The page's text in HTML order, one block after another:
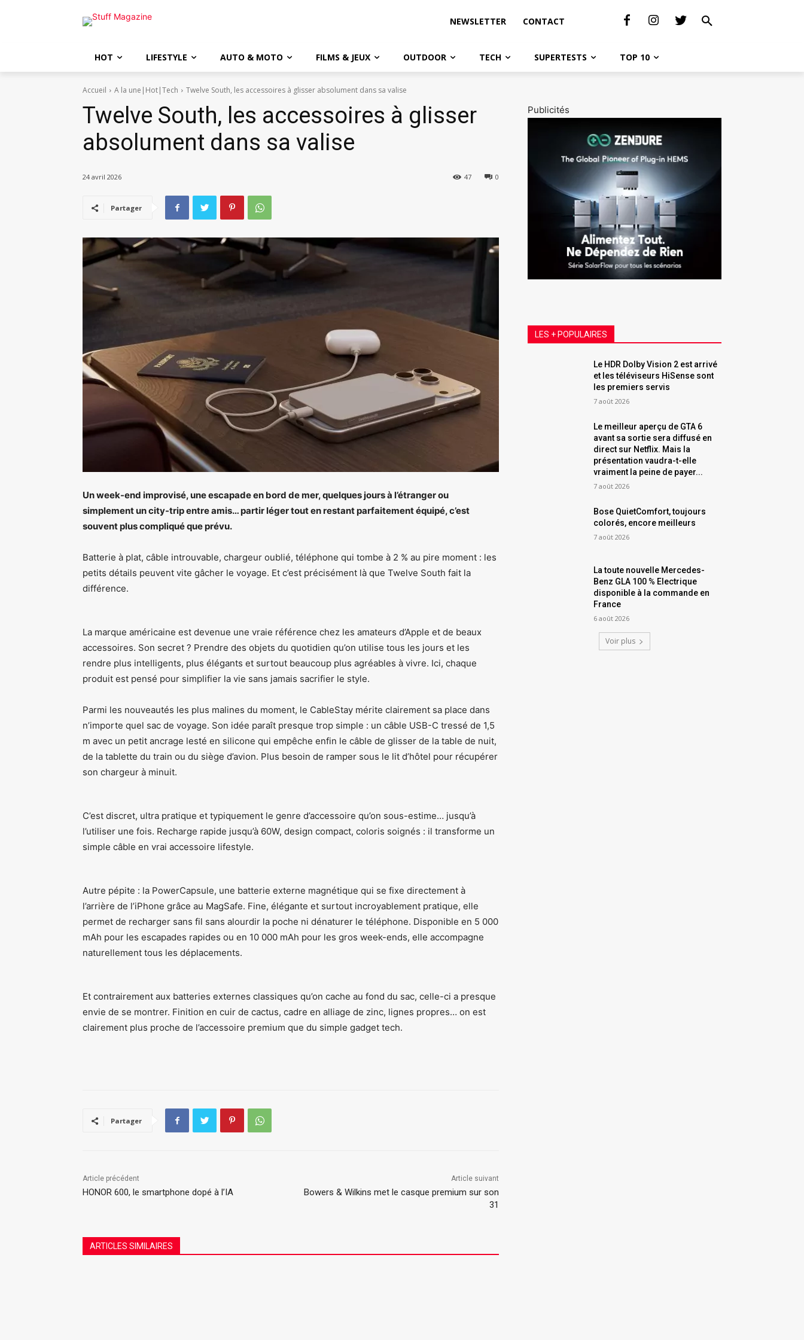
NEWSLETTER CONTACT
HOT LIFESTYLE AUTO & MOTO FILMS & JEUX OUTDOOR TECH SUPERTESTS TOP 10
Accueil A la une|Hot|Tech Twelve South, les accessoires à glisser absolument dans sa valise
Twelve South, les accessoires à glisser
absolument dans sa valise
24 avril 2026 0
47
Partager
Un week-end improvisé, une escapade en bord de mer, quelques jours à l’étranger ou
simplement un city-trip entre amis… partir léger tout en restant parfaitement équipé, c’est
souvent plus compliqué que prévu.
Batterie à plat, câble introuvable, chargeur oublié, téléphone qui tombe à 2 % au pire moment : les
petits détails peuvent vite gâcher le voyage. Et c’est précisément là que Twelve South fait la
différence.
La marque américaine est devenue une vraie référence chez les amateurs d’Apple et de beaux
accessoires. Son secret ? Prendre des objets du quotidien qu’on utilise tous les jours et les
rendre plus intelligents, plus élégants et surtout beaucoup plus agréables à vivre. Ici, chaque
produit est pensé pour simplifier la vie sans jamais sacrifier le style.
Parmi les nouveautés les plus malines du moment, le CableStay mérite clairement sa place dans
n’importe quel sac de voyage. Son idée paraît presque trop simple : un câble USB-C tressé de 1,5
m avec un petit ancrage lesté en silicone qui empêche enfin le câble de glisser de la table de nuit,
de la tablette du train ou du siège d’avion. Plus besoin de ramper sous le lit d’hôtel pour récupérer
son chargeur à minuit.
C’est discret, ultra pratique et typiquement le genre d’accessoire qu’on sous-estime… jusqu’à
l’utiliser une fois. Recharge rapide jusqu’à 60W, design compact, coloris soignés : il transforme un
simple câble en vrai accessoire lifestyle.
Autre pépite : la PowerCapsule, une batterie externe magnétique qui se fixe directement à
l’arrière de l’iPhone grâce au MagSafe. Fine, élégante et surtout incroyablement pratique, elle
permet de recharger sans fil sans alourdir la poche ni dénaturer le téléphone. Disponible en 5 000
mAh pour les escapades rapides ou en 10 000 mAh pour les gros week-ends, elle accompagne
naturellement tous les déplacements.
Et contrairement aux batteries externes classiques qu’on cache au fond du sac, celle-ci a presque
envie de se montrer. Finition en cuir de cactus, cadre en alliage de zinc, lignes propres… on est
clairement plus proche de l’accessoire premium que du simple gadget tech.
Partager
Article précédent
HONOR 600, le smartphone dopé à l’IA
Article suivant
Bowers & Wilkins met le casque premium sur son
31
ARTICLES SIMILAIRES
Publicités
LES + POPULAIRES
Le HDR Dolby Vision 2 est arrivé
et les téléviseurs HiSense sont
les premiers servis
7 août 2026
Le meilleur aperçu de GTA 6
avant sa sortie sera diffusé en
direct sur Netflix. Mais la
présentation vaudra-t-elle
vraiment la peine de payer...
7 août 2026
Bose QuietComfort, toujours
colorés, encore meilleurs
7 août 2026
La toute nouvelle Mercedes-
Benz GLA 100 % Electrique
disponible à la commande en
France
6 août 2026
Voir plus